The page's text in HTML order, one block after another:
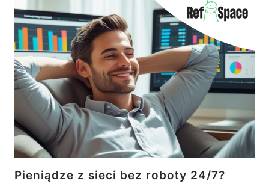
Pieniądze z sieci bez roboty 24/7?